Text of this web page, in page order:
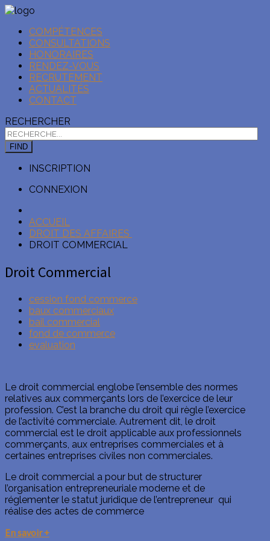
COMPÉTENCES
CONSULTATIONS
HONORAIRES
RENDEZ-VOUS
RECRUTEMENT
ACTUALITÉS
CONTACT
RECHERCHER
FIND
INSCRIPTION
CONNEXION
ACCUEIL
DROIT DES AFFAIRES
DROIT COMMERCIAL
Droit Commercial
cession fond commerce
baux commerciaux
bail commercial
fond de commerce
evaluation
Le droit commercial englobe l’ensemble des normes
relatives aux commerçants lors de l’exercice de leur
profession. C’est la branche du droit qui règle l’exercice
de l’activité commerciale. Autrement dit, le droit
commercial est le droit applicable aux professionnels
commerçants, aux entreprises commerciales et à
certaines entreprises civiles non commerciales.
Le droit commercial a pour but de structurer
l’organisation entrepreneuriale moderne et de
réglementer le statut juridique de l’entrepreneur qui
réalise des actes de commerce
En savoir +